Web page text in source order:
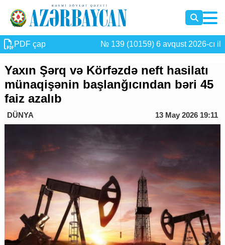
PDF çap № 139 (10159) 6 avqust 2026-cı il
Yaxın Şərq və Körfəzdə neft hasilatı
münaqişənin başlanğıcından bəri 45
faiz azalıb
DÜNYA 13 May 2026 19:11